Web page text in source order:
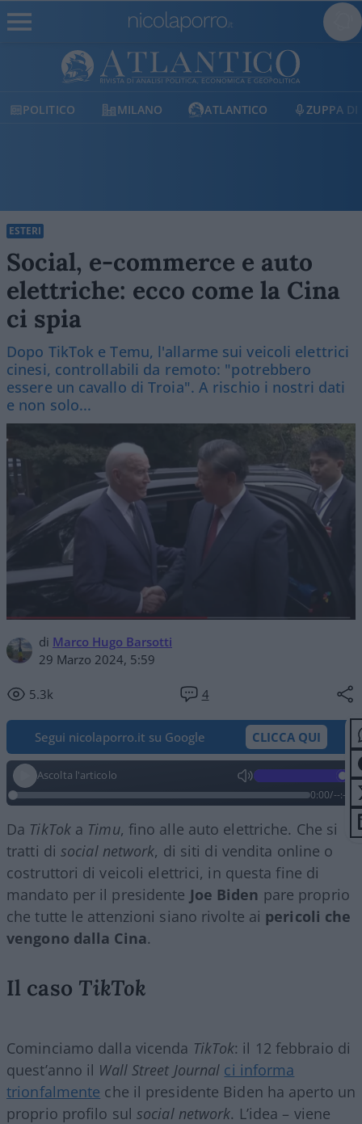
MILANO ATLANTICO ZUPPA DI PORRO
ESTERI
Social, e-commerce e auto
elettriche: ecco come la Cina
ci spia
Dopo TikTok e Temu, l'allarme sui veicoli elettrici
cinesi, controllabili da remoto: "potrebbero
essere un cavallo di Troia". A rischio i nostri dati
e non solo...
di Marco Hugo Barsotti
29 Marzo 2024, 5:59
5.3k 4
Segui nicolaporro.it su Google CLICCA QUI
Ascolta l'articolo
0:00/--:--
Da TikToka Timu, fino alle auto elettriche. Che si
tratti di social network, di siti di vendita online o
costruttori di veicoli elettrici, in questa fine di
mandato per il presidente Joe Biden pare proprio
che tutte le attenzioni siano rivolte ai pericoli che
vengono dalla Cina.
Il caso TikTok
Cominciamo dalla vicenda TikTok: il 12 febbraio di
quest’anno il Wall Street Journal ci informa
trionfalmente che il presidente Biden ha aperto un
proprio profilo sulsocial network. L’idea – viene